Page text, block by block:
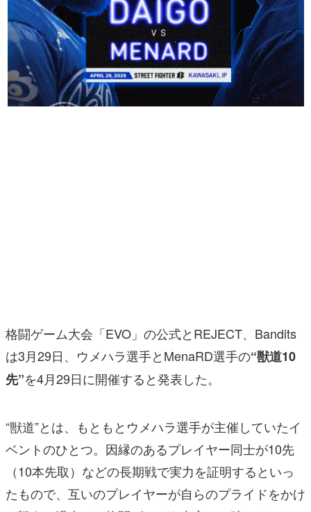
ルを網羅するほか、開発者へのインタビューや識者による
解説を掲載。約20年の歴史が一望できる決定版！
若ゲのいたり〜ゲームクリエイターの青春〜
『うつヌケ』『ペンと箸』等で知られるマンガ家・田中圭
一先生によるゲーム業界レポートマンガです。
なんでゲームは面白い？
アプリレビュー
その他
運営：株式会社マレ
格闘ゲーム大会「EVO」の公式とREJECT、Bandits
は3月29日、ウメハラ選手とMenaRD選手の“獣道10
先”を4月29日に開催すると発表した。
“獣道”とは、もともとウメハラ選手が主催していたイ
ベントのひとつ。因縁のあるプレイヤー同士が10先
（10本先取）などの長期戦で実力を証明するといっ
たもので、互いのプレイヤーが自らのプライドをかけ